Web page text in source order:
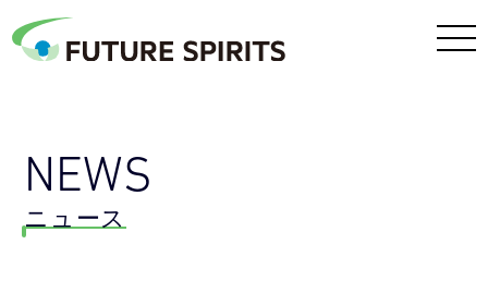
NEWS
ニュース